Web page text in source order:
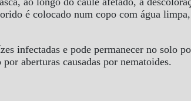
é colocado num copo com água
infectadas e pode permanecer no solo
aberturas causadas por nematoides.